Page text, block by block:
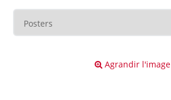
Agrandir l'image